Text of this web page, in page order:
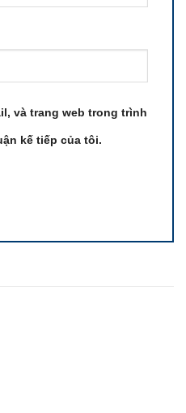
và trang web trong trình
kế tiếp của tôi.